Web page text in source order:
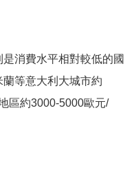
消費水平相對較低的國
等意大利大城市約
區約3000-5000歐元/